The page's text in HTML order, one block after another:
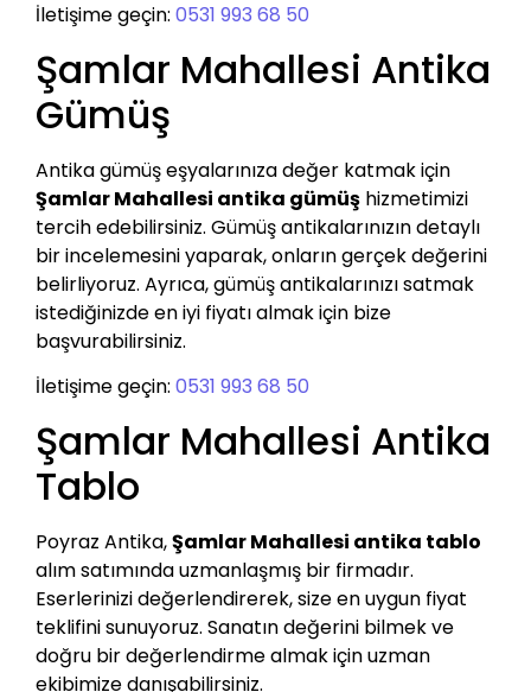
İletişime geçin: 0531 993 68 50
Şamlar Mahallesi Antika
Gümüş
Antika gümüş eşyalarınıza değer katmak için
Şamlar Mahallesi antika gümüş hizmetimizi
tercih edebilirsiniz. Gümüş antikalarınızın detaylı
bir incelemesini yaparak, onların gerçek değerini
belirliyoruz. Ayrıca, gümüş antikalarınızı satmak
istediğinizde en iyi fiyatı almak için bize
başvurabilirsiniz.
İletişime geçin: 0531 993 68 50
Şamlar Mahallesi Antika
Tablo
Poyraz Antika,Şamlar Mahallesi antika tablo
alım satımında uzmanlaşmış bir firmadır.
Eserlerinizi değerlendirerek, size en uygun fiyat
teklifini sunuyoruz. Sanatın değerini bilmek ve
doğru bir değerlendirme almak için uzman
ekibimize danışabilirsiniz.